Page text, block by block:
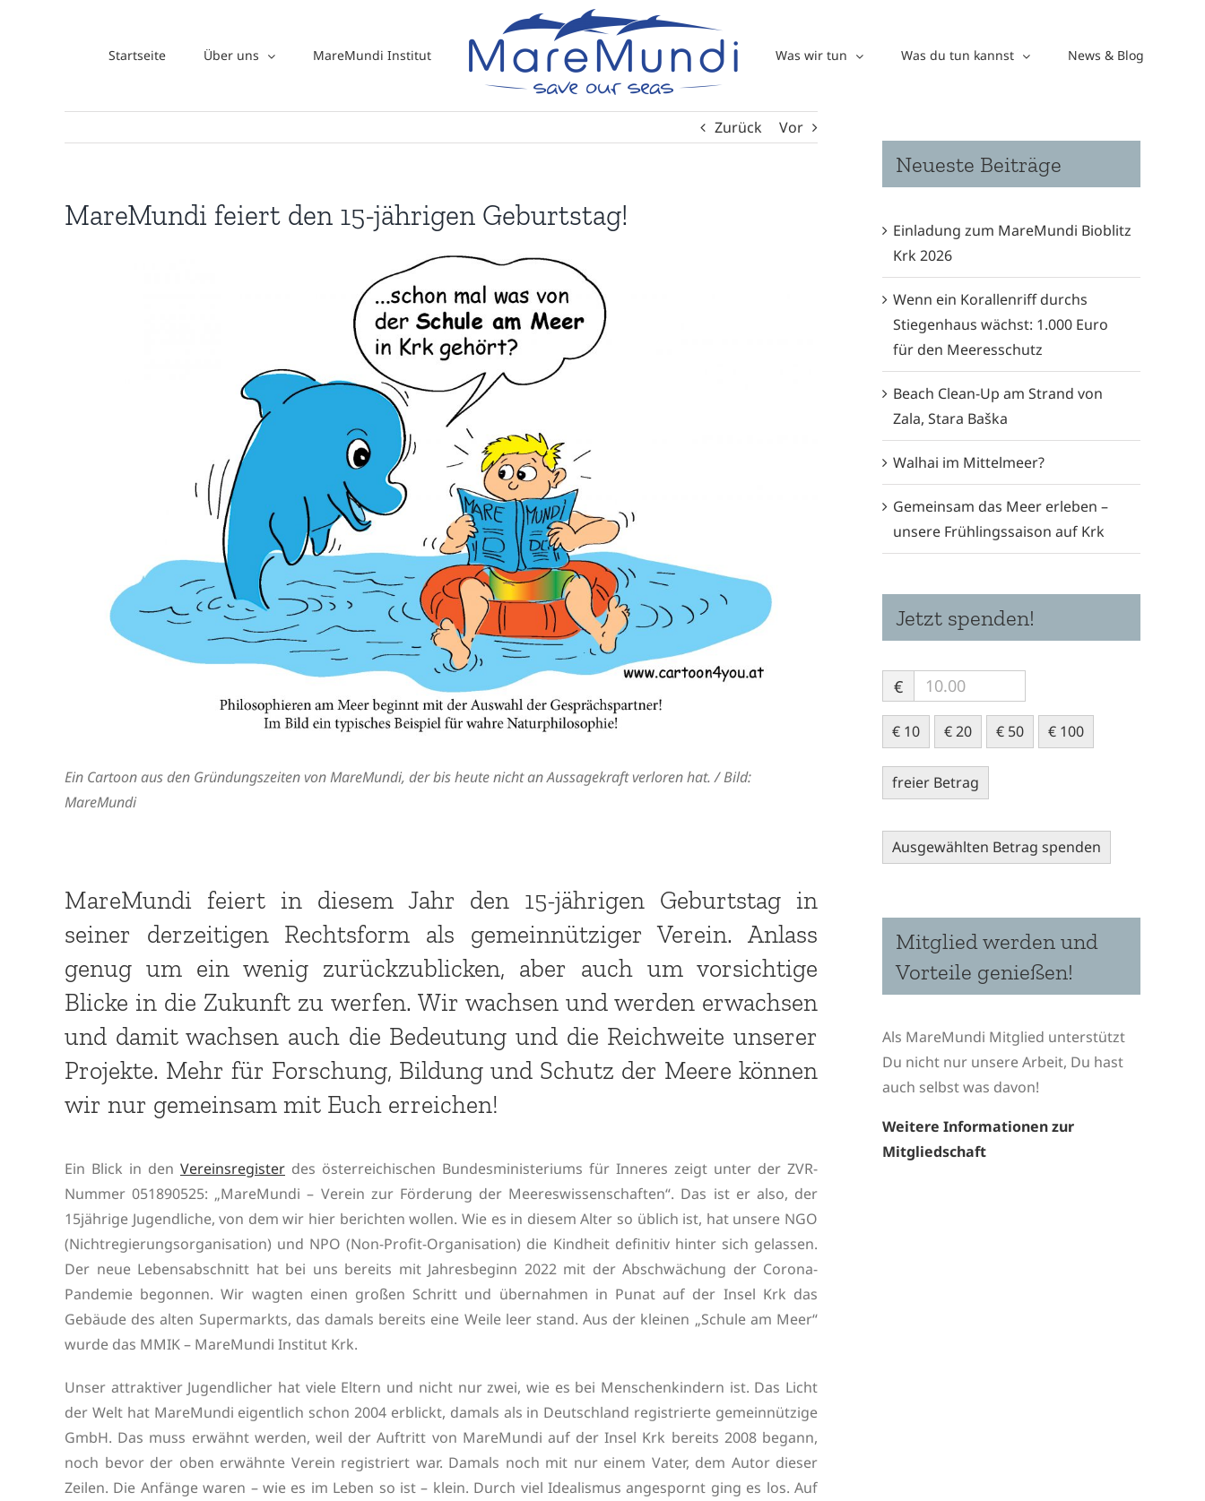
Startseite Über uns MareMundi Institut Was wir tun Was du tun kannst News & Blog
Zurück Vor
MareMundi feiert den 15-jährigen Geburtstag!
Ein Cartoon aus den Gründungszeiten von MareMundi, der bis heute nicht an Aussagekraft verloren hat. / Bild:
MareMundi
MareMundi feiert in diesem Jahr den 15-jährigen Geburtstag in
seiner derzeitigen Rechtsform als gemeinnütziger Verein. Anlass
genug um ein wenig zurückzublicken, aber auch um vorsichtige
Blicke in die Zukunft zu werfen. Wir wachsen und werden erwachsen
und damit wachsen auch die Bedeutung und die Reichweite unserer
Projekte. Mehr für Forschung, Bildung und Schutz der Meere können
wir nur gemeinsam mit Euch erreichen!
Ein Blick in den Vereinsregister des österreichischen Bundesministeriums für Inneres zeigt unter der ZVR-
Nummer 051890525: „MareMundi – Verein zur Förderung der Meereswissenschaften“. Das ist er also, der
15jährige Jugendliche, von dem wir hier berichten wollen. Wie es in diesem Alter so üblich ist, hat unsere NGO
(Nichtregierungsorganisation) und NPO (Non-Profit-Organisation) die Kindheit definitiv hinter sich gelassen.
Der neue Lebensabschnitt hat bei uns bereits mit Jahresbeginn 2022 mit der Abschwächung der Corona-
Pandemie begonnen. Wir wagten einen großen Schritt und übernahmen in Punat auf der Insel Krk das
Gebäude des alten Supermarkts, das damals bereits eine Weile leer stand. Aus der kleinen „Schule am Meer“
wurde das MMIK – MareMundi Institut Krk.
Unser attraktiver Jugendlicher hat viele Eltern und nicht nur zwei, wie es bei Menschenkindern ist. Das Licht
der Welt hat MareMundi eigentlich schon 2004 erblickt, damals als in Deutschland registrierte gemeinnützige
GmbH. Das muss erwähnt werden, weil der Auftritt von MareMundi auf der Insel Krk bereits 2008 begann,
noch bevor der oben erwähnte Verein registriert war. Damals noch mit nur einem Vater, dem Autor dieser
Zeilen. Die Anfänge waren – wie es im Leben so ist – klein. Durch viel Idealismus angespornt ging es los. Auf
Neueste Beiträge
Einladung zum MareMundi Bioblitz
Krk 2026
Wenn ein Korallenriff durchs
Stiegenhaus wächst: 1.000 Euro
für den Meeresschutz
Beach Clean-Up am Strand von
Zala, Stara Baška
Walhai im Mittelmeer?
Gemeinsam das Meer erleben –
unsere Frühlingssaison auf Krk
Jetzt spenden!
€
€ 10 € 20 € 50 € 100
freier Betrag
Ausgewählten Betrag spenden
Mitglied werden und
Vorteile genießen!
Als MareMundi Mitglied unterstützt
Du nicht nur unsere Arbeit, Du hast
auch selbst was davon!
Weitere Informationen zur
Mitgliedschaft